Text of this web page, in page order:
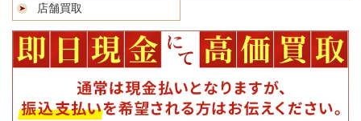
店舗買取